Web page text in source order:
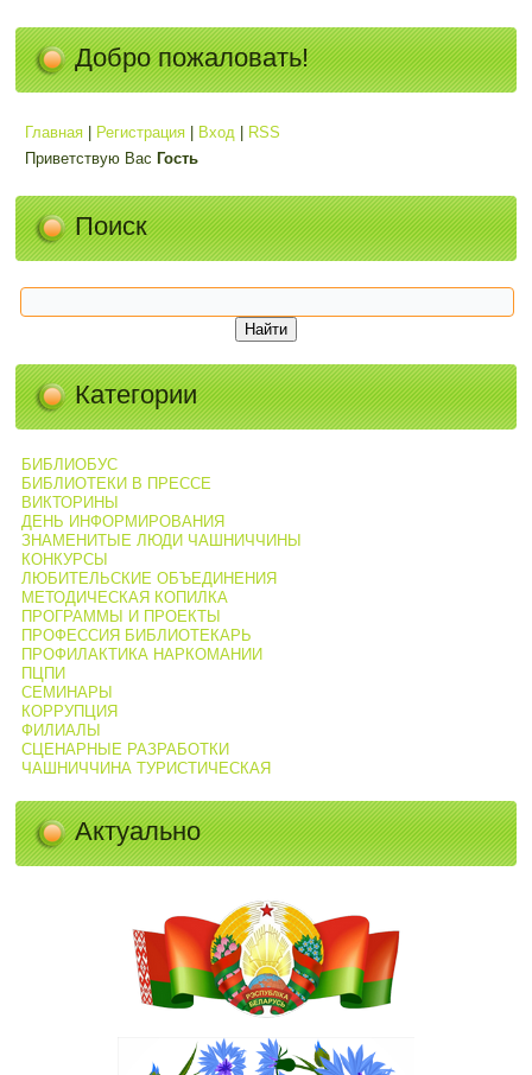
Добро пожаловать!
Главная Регистрация Вход
RSS
Приветствую Вас Гость
Поиск
Категории
БИБЛИОБУС
БИБЛИОТЕКИ В ПРЕССЕ
ВИКТОРИНЫ
ДЕНЬ ИНФОРМИРОВАНИЯ
ЗНАМЕНИТЫЕ ЛЮДИ ЧАШНИЧЧИНЫ
КОНКУРСЫ
ЛЮБИТЕЛЬСКИЕ ОБЪЕДИНЕНИЯ
МЕТОДИЧЕСКАЯ КОПИЛКА
ПРОГРАММЫ И ПРОЕКТЫ
ПРОФЕССИЯ БИБЛИОТЕКАРЬ
ПРОФИЛАКТИКА НАРКОМАНИИ
ПЦПИ
СЕМИНАРЫ
КОРРУПЦИЯ
ФИЛИАЛЫ
СЦЕНАРНЫЕ РАЗРАБОТКИ
ЧАШНИЧЧИНА ТУРИСТИЧЕСКАЯ
Актуально